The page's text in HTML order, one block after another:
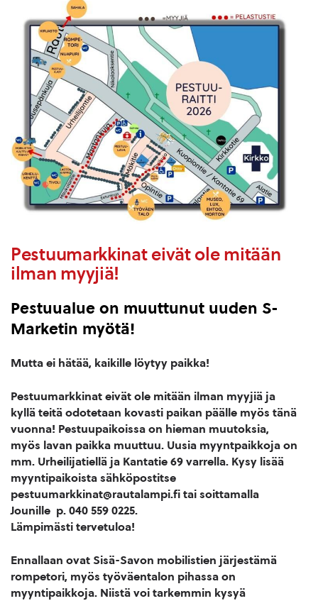
Pestuumarkkinat eivät ole mitään
ilman myyjiä!
Pestuualue on muuttunut uuden S-
Marketin myötä!
Mutta ei hätää, kaikille löytyy paikka!
Pestuumarkkinat eivät ole mitään ilman myyjiä ja
kyllä teitä odotetaan kovasti paikan päälle myös tänä
vuonna! Pestuupaikoissa on hieman muutoksia,
myös lavan paikka muuttuu. Uusia myyntpaikkoja on
mm. Urheilijatiellä ja Kantatie 69 varrella. Kysy lisää
myyntipaikoista sähköpostitse
pestuumarkkinat@rautalampi.fi tai soittamalla
Jounille p. 040 559 0225.
Lämpimästi tervetuloa!
Ennallaan ovat Sisä-Savon mobilistien järjestämä
rompetori, myös työväentalon pihassa on
myyntipaikkoja. Niistä voi tarkemmin kysyä